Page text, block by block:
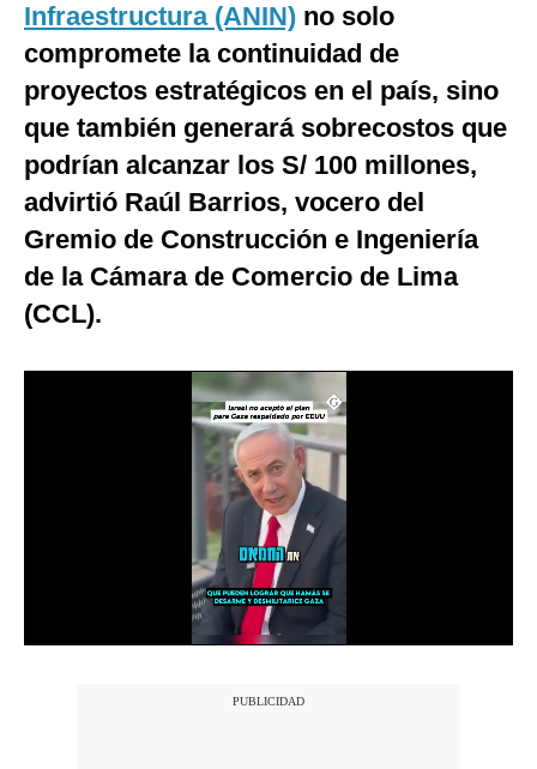
Internacional
Tecnología
Mix
G de Gestión
Podcast
Infraestructura (ANIN) no solo
compromete la continuidad de
proyectos estratégicos en el país, sino
que también generará sobrecostos que
podrían alcanzar los S/ 100 millones,
advirtió Raúl Barrios, vocero del
Gremio de Construcción e Ingeniería
de la Cámara de Comercio de Lima
(CCL).